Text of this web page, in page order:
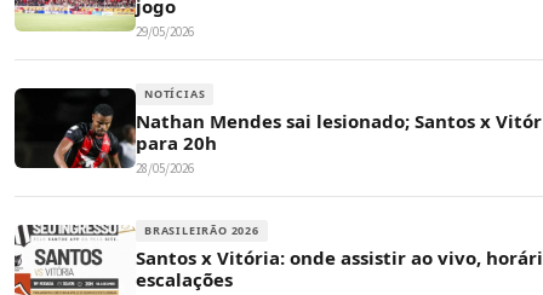
jogo
29/05/2026
NOTÍCIAS
Nathan Mendes sai lesionado; Santos x
para 20h
28/05/2026
BRASILEIRÃO 2026
Santos x Vitória: onde assistir ao vivo,
escalações